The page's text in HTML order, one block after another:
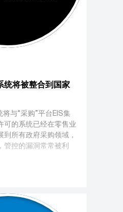
统将被整合到国家
将与“采购”平台EIS集
可的系统已经在零售业
到所有政府采购领域，
管控的漏洞常常被利